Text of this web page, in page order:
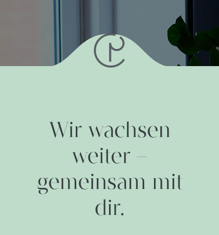
Wir wachsen
weiter –
gemeinsam mit
dir.